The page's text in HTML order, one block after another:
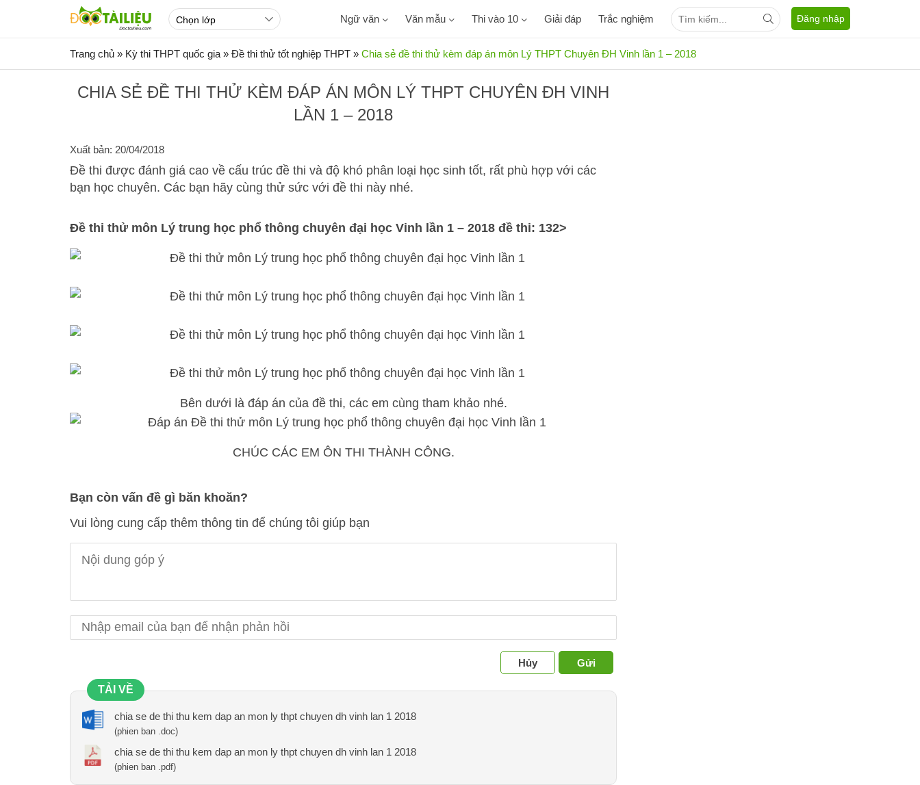
Ngữ văn Văn mẫu Thi vào 10 Giải đáp Trắc nghiệm Đăng nhập
Trang chủ » Kỳ thi THPT quốc gia » Đề thi thử tốt nghiệp THPT » Chia sẻ đề thi thử kèm đáp án môn Lý THPT Chuyên ĐH Vinh lần 1 – 2018
CHIA SẺ ĐỀ THI THỬ KÈM ĐÁP ÁN MÔN LÝ THPT CHUYÊN ĐH VINH
LẦN 1 – 2018
Xuất bản: 20/04/2018
Đề thi được đánh giá cao về cấu trúc đề thi và độ khó phân loại học sinh tốt, rất phù hợp với các
bạn học chuyên. Các bạn hãy cùng thử sức với đề thi này nhé.
Đề thi thử môn Lý trung học phổ thông chuyên đại học Vinh lần 1 – 2018 đề thi: 132>
Bên dưới là đáp án của đề thi, các em cùng tham khảo nhé.
CHÚC CÁC EM ÔN THI THÀNH CÔNG.
Bạn còn vấn đề gì băn khoăn?
Vui lòng cung cấp thêm thông tin để chúng tôi giúp bạn
Hủy Gửi
TẢI VỀ
chia se de thi thu kem dap an mon ly thpt chuyen dh vinh lan 1 2018
(phien ban .doc)
chia se de thi thu kem dap an mon ly thpt chuyen dh vinh lan 1 2018
(phien ban .pdf)